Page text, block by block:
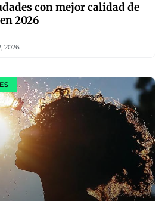
con mejor calidad de
2026
2026